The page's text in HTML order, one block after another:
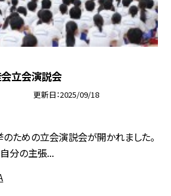
会立会演説会
更新日 2025/09/18
ための立会演説会が開かれました。
分の主張...